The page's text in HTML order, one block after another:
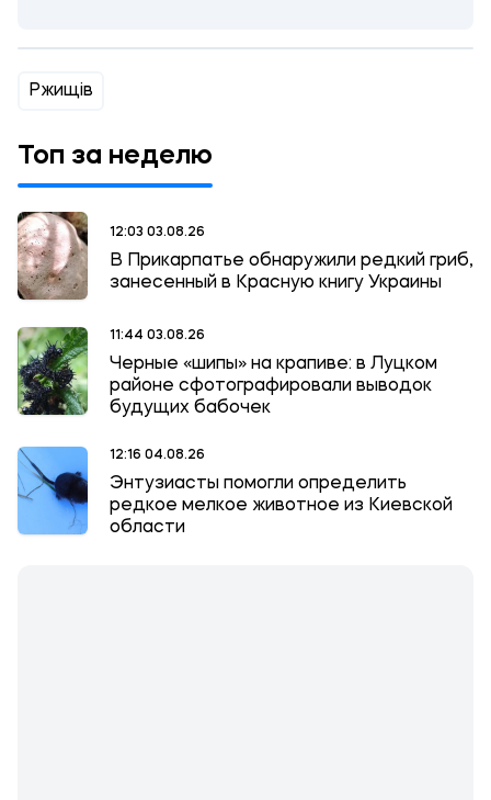
Ржищів
Топ за неделю
12:03 03.08.26
В Прикарпатье обнаружили редкий гриб,
занесенный в Красную книгу Украины
11:44 03.08.26
Черные «шипы» на крапиве: в Луцком
районе сфотографировали выводок
будущих бабочек
12:16 04.08.26
Энтузиасты помогли определить
редкое мелкое животное из Киевской
области